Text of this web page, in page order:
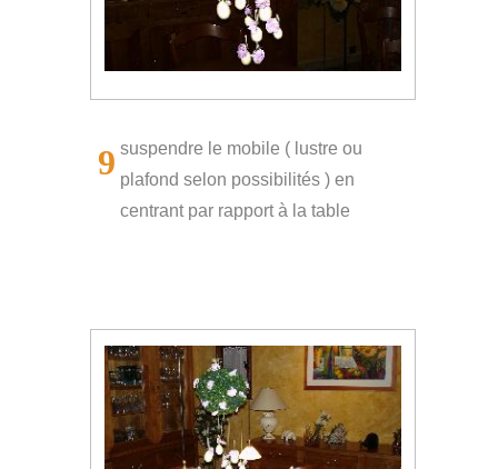
9 suspendre le mobile ( lustre ou
plafond selon possibilités ) en
centrant par rapport à la table